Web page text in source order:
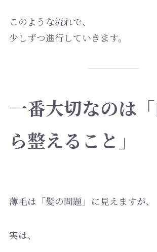
このような流れで、
少しずつ進行していきます。
一番大切なのは
ら整えること」
薄毛は「髪の問題」に見えますが、
実は、